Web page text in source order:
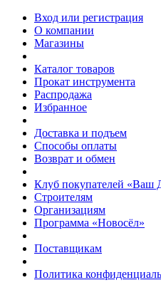
Вход или регистрация
О компании
Магазины
Каталог товаров
Прокат инструмента
Распродажа
Избранное
Доставка и подъем
Способы оплаты
Возврат и обмен
Клуб покупателей «Ваш
Строителям
Организациям
Программа «Новосёл»
Поставщикам
Политика